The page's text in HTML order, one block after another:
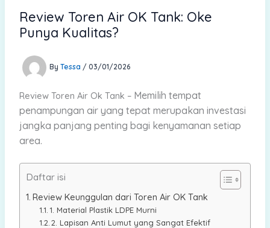
Review Toren Air OK Tank: Oke
Punya Kualitas?
By Tessa / 03/01/2026
Review Toren Air Ok Tank – Memilih tempat
penampungan air yang tepat merupakan investasi
jangka panjang penting bagi kenyamanan setiap
area.
Daftar isi
Review Keunggulan dari Toren Air OK Tank
1. Material Plastik LDPE Murni
2. Lapisan Anti Lumut yang Sangat Efektif